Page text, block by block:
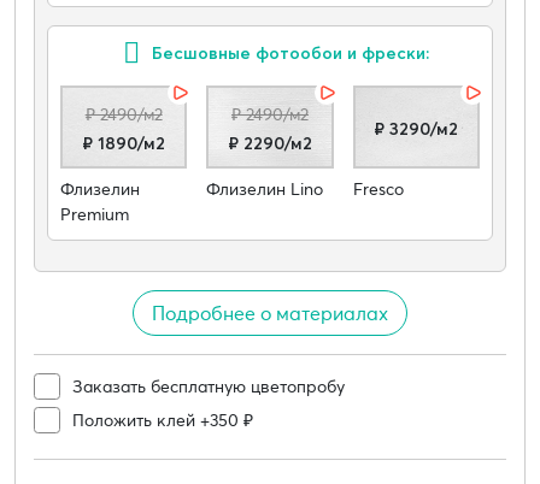
Бесшовные фотообои и фрески:
₽ 2490/м2
₽ 1890/м2
Флизелин
Premium
₽ 2490/м2
₽ 2290/м2
Флизелин Lino
₽ 3290/м2
Fresco
Подробнее о материалах
Заказать бесплатную цветопробу
Положить клей +350 ₽